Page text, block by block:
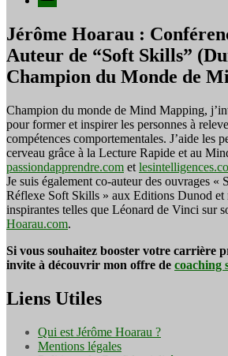
Jérôme Hoarau :
Auteur de “Soft Skills”
Champion du Monde de
Champion du monde de Mind Mapping,
pour former et inspirer les personnes à
compétences comportementales. J’aide les
cerveau grâce à la Lecture Rapide et au
passiondapprendre.com et
Je suis également co-auteur des ouvrages «
Réflexe Soft Skills » aux Editions Dunod et
inspirantes telles que Léonard de Vinci sur
Hoarau.com.
Si vous souhaitez booster votre carrière
invite à découvrir mon offre de coaching
Liens Utiles
Qui est Jérôme Hoarau ?
Mentions légales